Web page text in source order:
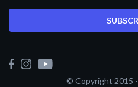
© Copyright 2015